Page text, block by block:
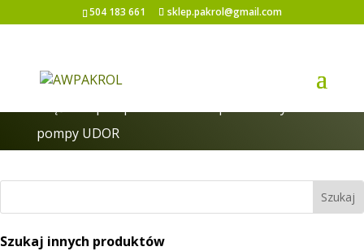
504 183 661 sklep.pakrol@gmail.com
Strona główna
Części do pomp/ Akumulator powietrzny
pompy UDOR
Szukaj innych produktów